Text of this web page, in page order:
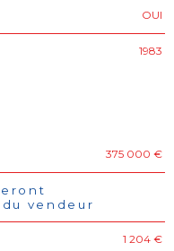
OUI
1983
375 000 €
vendeur
1 204 €